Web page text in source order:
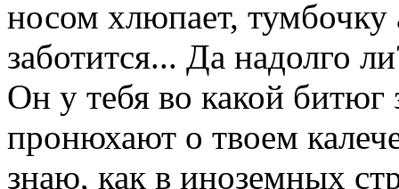
носом хлюпает, тумбочку
заботится... Да надолго
Он у тебя во какой
пронюхают о твоем
знаю, как в иноземных